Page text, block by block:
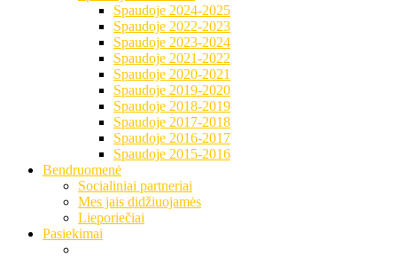
Spaudoje 2024-2025
Spaudoje 2022-2023
Spaudoje 2023-2024
Spaudoje 2021-2022
Spaudoje 2020-2021
Spaudoje 2019-2020
Spaudoje 2018-2019
Spaudoje 2017-2018
Spaudoje 2016-2017
Spaudoje 2015-2016
Bendruomenė
Socialiniai partneriai
Mes jais didžiuojamės
Lieporiečiai
Pasiekimai